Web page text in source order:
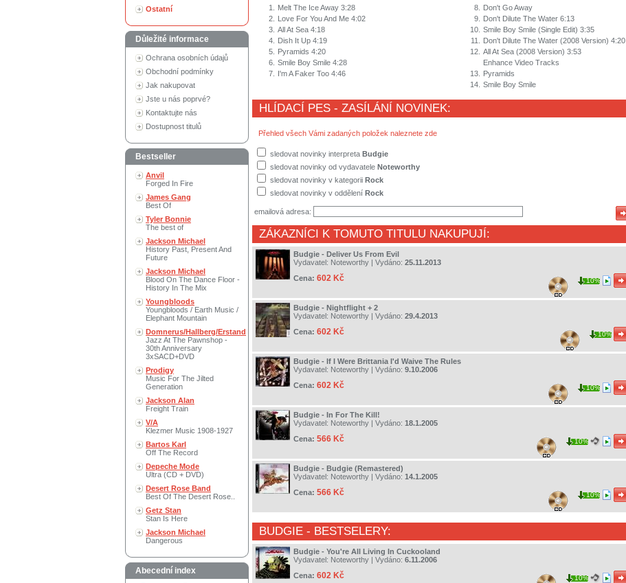
Ostatní
Důležité informace
Ochrana osobních údajů
Obchodní podmínky
Jak nakupovat
Jste u nás poprvé?
Kontaktujte nás
Dostupnost titulů
Bestseller
Anvil
Forged In Fire
James Gang
Best Of
Tyler Bonnie
The best of
Jackson Michael
History Past, Present And
Future
Jackson Michael
Blood On The Dance Floor -
History In The Mix
Youngbloods
Youngbloods / Earth Music /
Elephant Mountain
Domnerus/Hallberg/Erstand
Jazz At The Pawnshop -
30th Anniversary
3xSACD+DVD
Prodigy
Music For The Jilted
Generation
Jackson Alan
Freight Train
V/A
Klezmer Music 1908-1927
Bartos Karl
Off The Record
Depeche Mode
Ultra (CD + DVD)
Desert Rose Band
Best Of The Desert Rose..
Getz Stan
Stan Is Here
Jackson Michael
Dangerous
Abecední index
1.
Melt The Ice Away 3:28
2.
Love For You And Me 4:02
3. All At Sea 4:18
4.
Dish It Up 4:19
5.
Pyramids 4:20
6. Smile Boy Smile 4:28
7.
I'm A Faker Too 4:46
8.
Don't Go Away
9.
Don't Dilute The Water 6:13
10. Smile Boy Smile (Single Edit) 3:35
11.
Don't Dilute The Water (2008 Version) 4:20
12. All At Sea (2008 Version) 3:53
Enhance Video Tracks
13.
Pyramids
14. Smile Boy Smile
HLÍDACÍ PES - ZASÍLÁNÍ NOVINEK:
Přehled všech Vámi zadaných položek naleznete zde
sledovat novinky interpreta Budgie
sledovat novinky od vydavatele Noteworthy
sledovat novinky v kategorii Rock
sledovat novinky v oddělení Rock
emailová adresa:
ZÁKAZNÍCI K TOMUTO TITULU NAKUPUJÍ:
Budgie - Deliver Us From Evil
Vydavatel: Noteworthy | Vydáno: 25.11.2013
Cena: 602 Kč 10%
Budgie - Nightflight + 2
Vydavatel: Noteworthy | Vydáno: 29.4.2013
Cena: 602 Kč 10%
Budgie - If I Were Brittania I'd Waive The Rules
Vydavatel: Noteworthy | Vydáno: 9.10.2006
Cena: 602 Kč 10%
Budgie - In For The Kill!
Vydavatel: Noteworthy | Vydáno: 18.1.2005
Cena: 566 Kč 10%
Budgie - Budgie (Remastered)
Vydavatel: Noteworthy | Vydáno: 14.1.2005
Cena: 566 Kč 10%
BUDGIE - BESTSELERY:
Budgie - You're All Living In Cuckooland
Vydavatel: Noteworthy | Vydáno: 6.11.2006
Cena: 602 Kč 10%